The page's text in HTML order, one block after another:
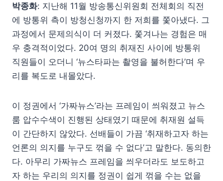
박종화: 지난해 11월 방송통신위원회 전체회의 직전
에 방통위 측이 방청신청까지 한 저희를 쫓아냈다. 그
과정에서 문제의식이 더 커졌다. 쫓겨나는 경험은 매
우 충격적이었다. 20여 명의 취재진 사이에 방통위
직원들이 오더니 ‘뉴스타파는 촬영을 불허한다’며 우
리를 복도로 내몰았다.
이 정권에서 ‘가짜뉴스’라는 프레임이 씌워졌고 뉴스
룸 압수수색이 진행된 상태였기 때문에 취재원 설득
이 간단하지 않았다. 선배들이 가끔 ‘취재하고자 하는
언론의 의지를 누구도 꺾을 수 없다’고 말한다. 동의한
다. 아무리 가짜뉴스 프레임을 씌우더라도 보도하고
자 하는 우리의 의지를 정권이 쉽게 꺾을 수는 없을